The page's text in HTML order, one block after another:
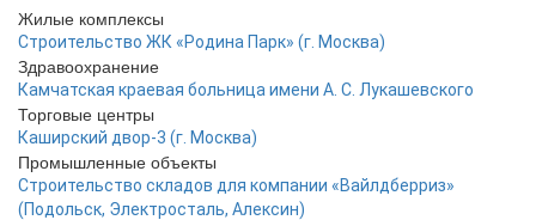
Жилые комплексы
Строительство ЖК «Родина Парк» (г. Москва)
Здравоохранение
Камчатская краевая больница имени А. С. Лукашевского
Торговые центры
Каширский двор-3 (г. Москва)
Промышленные объекты
Строительство складов для компании «Вайлдберриз»
(Подольск, Электросталь, Алексин)